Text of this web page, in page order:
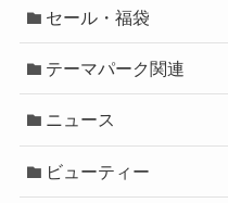
セール・福袋
テーマパーク関連
ニュース
ビューティー